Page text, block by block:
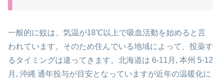
一般的に蚊は、気温が18℃以上で吸血活動を始めると言
われています。 そのため住んでいる地域によって、投薬す
るタイミングは違ってきます。 北海道は 6-11月, 本州 5-12
月, 沖縄 通年投与が目安となっていますが近年の温暖化に